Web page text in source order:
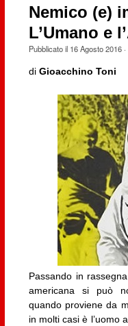
Nemico (e)
L’Umano e
Pubblicato il 16 Agosto 2016·
di Gioacchino Toni
Passando in
americana si può
quando proviene da
in molti casi è l’uomo